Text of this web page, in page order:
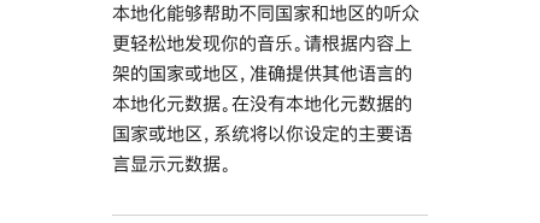
本地化能够帮助不同国家和地区的听众
更轻松地发现你的音乐。请根据内容上
架的国家或地区，准确提供其他语言的
本地化元数据。在没有本地化元数据的
国家或地区，系统将以你设定的主要语
言显示元数据。